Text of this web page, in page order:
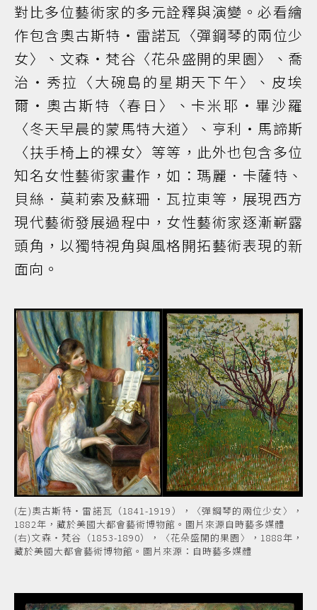
對比多位藝術家的多元詮釋與演變。必看繪
作包含奧古斯特・雷諾瓦〈彈鋼琴的兩位少
女〉、文森・梵谷〈花朵盛開的果園〉、喬
治・秀拉〈大碗島的星期天下午〉、皮埃
爾・奧古斯特〈春日〉、卡米耶・畢沙羅
〈冬天早晨的蒙馬特大道〉、亨利・馬諦斯
〈扶手椅上的裸女〉等等，此外也包含多位
知名女性藝術家畫作，如：瑪麗．卡薩特、
貝絲．莫莉索及蘇珊．瓦拉東等，展現西方
現代藝術發展過程中，女性藝術家逐漸嶄露
頭角，以獨特視角與風格開拓藝術表現的新
面向。
(左)奧古斯特‧雷諾瓦（1841-1919），〈彈鋼琴的兩位少女〉，
1882年，藏於美國大都會藝術博物館。圖片來源自時藝多媒體
(右)文森‧梵谷（1853-1890），〈花朵盛開的果園〉，1888年，
藏於美國大都會藝術博物館。圖片來源：自時藝多媒體